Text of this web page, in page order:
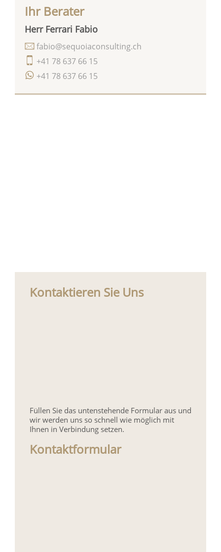
Ihr Berater
Herr Ferrari Fabio
+41 78 637 66 15
+41 78 637 66 15
fabio@sequoiaconsulting.ch
Kontaktieren Sie Uns
Füllen Sie das untenstehende Formular aus und
wir werden uns so schnell wie möglich mit
Ihnen in Verbindung setzen.
Kontaktformular